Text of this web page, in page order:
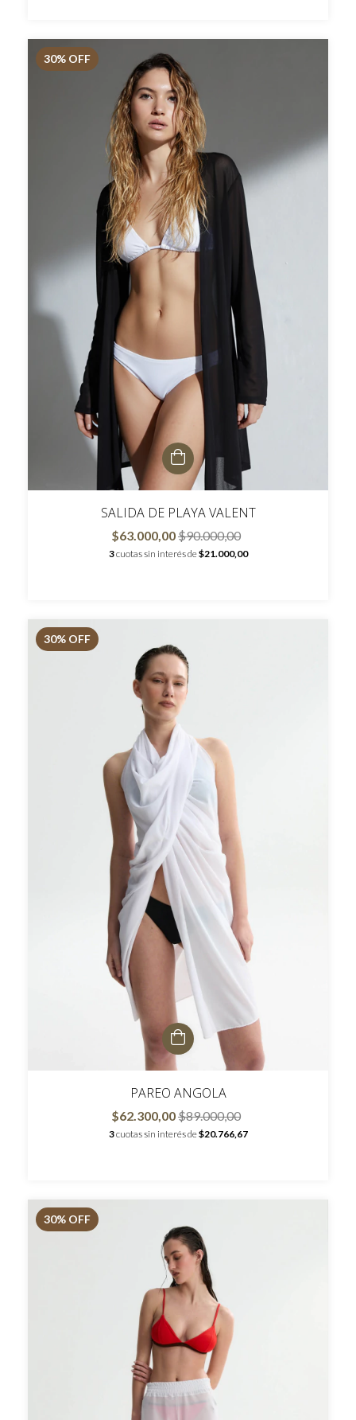
30% OFF
SALIDA DE PLAYA VALENT
$63.000,00$90.000,00
3cuotas sin interés de$21.000,00
30% OFF
PAREO ANGOLA
$62.300,00$89.000,00
3cuotas sin interés de$20.766,67
30% OFF